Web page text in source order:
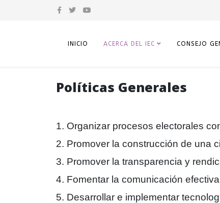
INICIO ACERCA DEL IEC CONSEJO
Políticas Generales
1. Organizar procesos electorales
2. Promover la construcción de una
3. Promover la transparencia y
4. Fomentar la comunicación
5. Desarrollar e implementar